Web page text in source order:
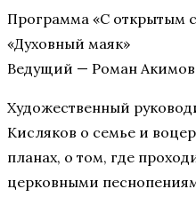
Программа «С открытым
«Духовный маяк»
Ведущий — Роман Акимов
Художественный
Кисляков о семье и
планах, о том, где
церковными